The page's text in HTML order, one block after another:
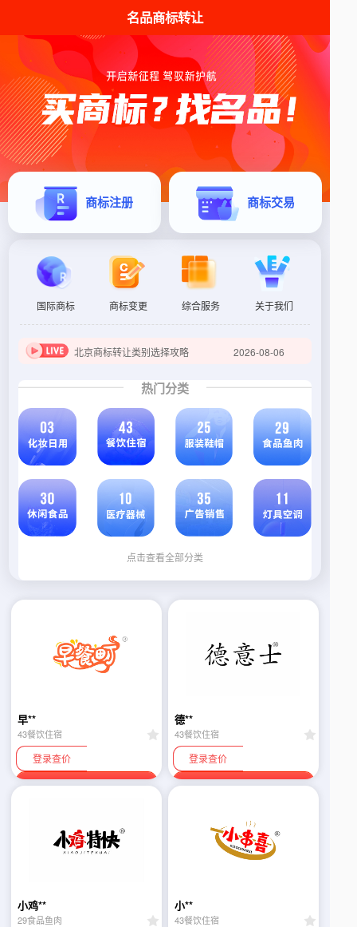
名品商标转让
商标注册 商标交易
国际商标 商标变更 综合服务 关于我们
马德里商标转让的国际流程与要点
2026-08-06
北京商标转让类别选择攻略
2026-08-06
转让商标总成本由哪些费用构成
2026-08-05
热门分类
点击查看全部分类
早**
43餐饮住宿
登录查价
联系卖家
德**
43餐饮住宿
登录查价
联系卖家
小鸡**
29食品鱼肉
小**
43餐饮住宿